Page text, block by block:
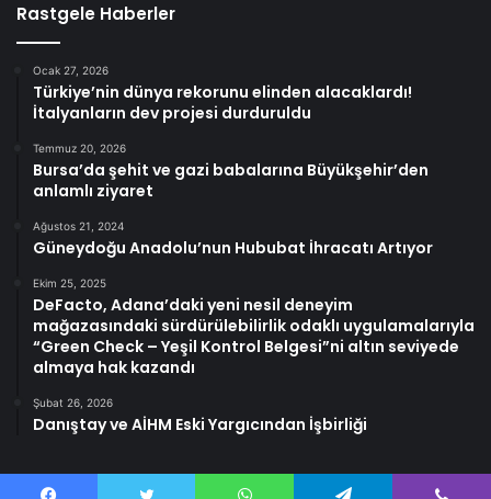
Rastgele Haberler
Ocak 27, 2026
Türkiye’nin dünya rekorunu elinden alacaklardı!
İtalyanların dev projesi durduruldu
Temmuz 20, 2026
Bursa’da şehit ve gazi babalarına Büyükşehir’den
anlamlı ziyaret
Ağustos 21, 2024
Güneydoğu Anadolu’nun Hububat İhracatı Artıyor
Ekim 25, 2025
DeFacto, Adana’daki yeni nesil deneyim
mağazasındaki sürdürülebilirlik odaklı uygulamalarıyla
“Green Check – Yeşil Kontrol Belgesi”ni altın seviyede
almaya hak kazandı
Şubat 26, 2026
Danıştay ve AİHM Eski Yargıcından İşbirliği